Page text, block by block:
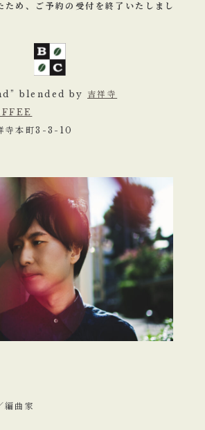
ため、ご予約の受付を終了いたしまし
blended by 吉祥寺
寺本町3-3-10
編曲家